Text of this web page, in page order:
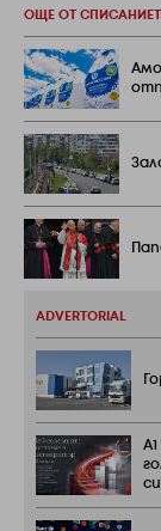
ОЩЕ ОТ
ADVERTORIAL